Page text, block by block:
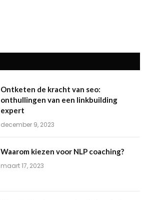
Ontketen de kracht van seo:
onthullingen van een linkbuilding
expert
december 9, 2023
Waarom kiezen voor NLP coaching?
maart 17, 2023